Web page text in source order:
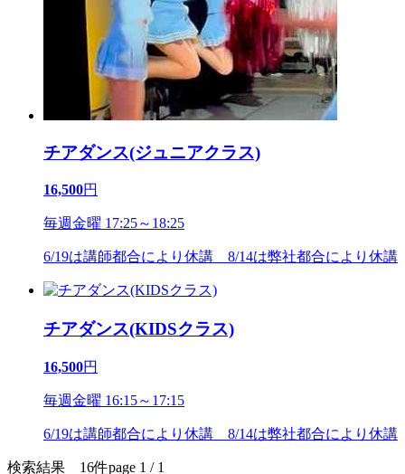
チアダンス(ジュニアクラス)
16,500円
毎週金曜 17:25～18:25
6/19は講師都合により休講 8/14は弊社都合により休講
チアダンス(KIDSクラス)
16,500円
毎週金曜 16:15～17:15
6/19は講師都合により休講 8/14は弊社都合により休講
検索結果 16件page 1 / 1